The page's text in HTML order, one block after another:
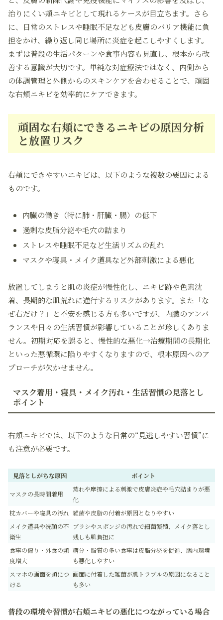
治りにくい頬ニキビとして現れるケースが目立ちます。さら
に、日常のストレスや睡眠不足なども皮膚のバリア機能に負
担をかけ、繰り返し同じ場所に炎症を起こしやすくします。
まずは普段の生活パターンや食事内容も見直し、根本から改
善する意識が大切です。単純な対症療法ではなく、内側から
の体調管理と外側からのスキンケアを合わせることで、頑固
な右頬ニキビを効率的にケアできます。
頑固な右頬にできるニキビの原因分析
と放置リスク
右頬にできやすいニキビは、以下のような複数の要因による
ものです。
内臓の働き（特に肺・肝臓・腸）の低下
過剰な皮脂分泌や毛穴の詰まり
ストレスや睡眠不足など生活リズムの乱れ
マスクや寝具・メイク道具など外部刺激による悪化
放置してしまうと肌の炎症が慢性化し、ニキビ跡や色素沈
着、長期的な肌荒れに進行するリスクがあります。また「な
ぜ右だけ？」と不安を感じる方も多いですが、内臓のアンバ
ランスや日々の生活習慣が影響していることが珍しくありま
せん。初期対応を誤ると、慢性的な悪化→治療期間の長期化
といった悪循環に陥りやすくなりますので、根本原因へのア
プローチが欠かせません。
マスク着用・寝具・メイク汚れ・生活習慣の見落とし
ポイント
右頬ニキビでは、以下のような日常の“見逃しやすい習慣”に
も注意が必要です。
見落としがちな原因 ポイント
マスクの長時間着用
蒸れや摩擦による刺激で皮膚炎症や毛穴詰まりが悪
化
枕カバーや寝具の汚れ 雑菌や皮脂の付着が原因となりやすい
メイク道具や洗顔の不
衛生
ブラシやスポンジの汚れで細菌繁殖、メイク落とし
残しも肌負担に
食事の偏り・外食の頻
度増大
糖分・脂質の多い食事は皮脂分泌を促進、腸内環境
も悪化しやすい
スマホの画面を頬につ
ける
画面に付着した雑菌が肌トラブルの原因になること
も多い
普段の環境や習慣が右頬ニキビの悪化につながっている場合